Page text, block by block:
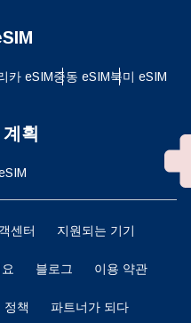
카 eSIM중동 eSIM북미 eSIM
획
센터 지원되는 기기
블로그 이용 약관
정책 파트너가 되다